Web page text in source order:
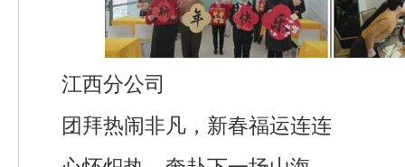
江西分公司
团拜热闹非凡，新春福运连连